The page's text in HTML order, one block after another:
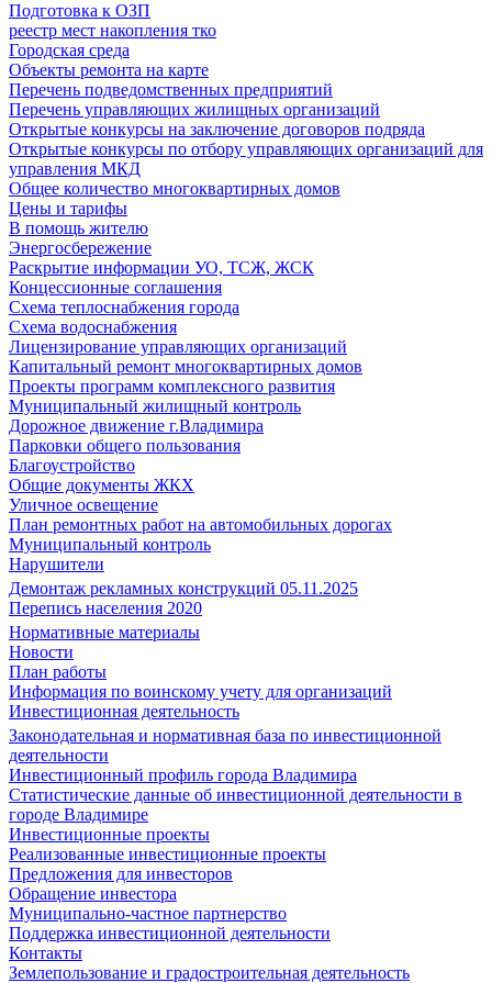
Подготовка к ОЗП
реестр мест накопления тко
Городская среда
Объекты ремонта на карте
Перечень подведомственных предприятий
Перечень управляющих жилищных организаций
Открытые конкурсы на заключение договоров подряда
Открытые конкурсы по отбору управляющих организаций для
управления МКД
Общее количество многоквартирных домов
Цены и тарифы
В помощь жителю
Энергосбережение
Раскрытие информации УО, ТСЖ, ЖСК
Концессионные соглашения
Схема теплоснабжения города
Схема водоснабжения
Лицензирование управляющих организаций
Капитальный ремонт многоквартирных домов
Проекты программ комплексного развития
Муниципальный жилищный контроль
Дорожное движение г.Владимира
Парковки общего пользования
Благоустройство
Общие документы ЖКХ
Уличное освещение
План ремонтных работ на автомобильных дорогах
Муниципальный контроль
Нарушители
Демонтаж рекламных конструкций 05.11.2025
Перепись населения 2020
Нормативные материалы
Новости
План работы
Информация по воинскому учету для организаций
Инвестиционная деятельность
Законодательная и нормативная база по инвестиционной
деятельности
Инвестиционный профиль города Владимира
Статистические данные об инвестиционной деятельности в
городе Владимире
Инвестиционные проекты
Реализованные инвестиционные проекты
Предложения для инвесторов
Обращение инвестора
Муниципально-частное партнерство
Поддержка инвестиционной деятельности
Контакты
Землепользование и градостроительная деятельность